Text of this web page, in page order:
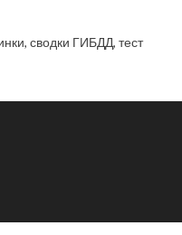
сводки ГИБДД, тест